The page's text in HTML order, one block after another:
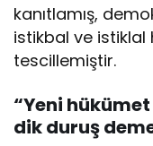
kanıtlamış,
istikbal ve istiklal
tescillemiştir.
“Yeni
dik duruş